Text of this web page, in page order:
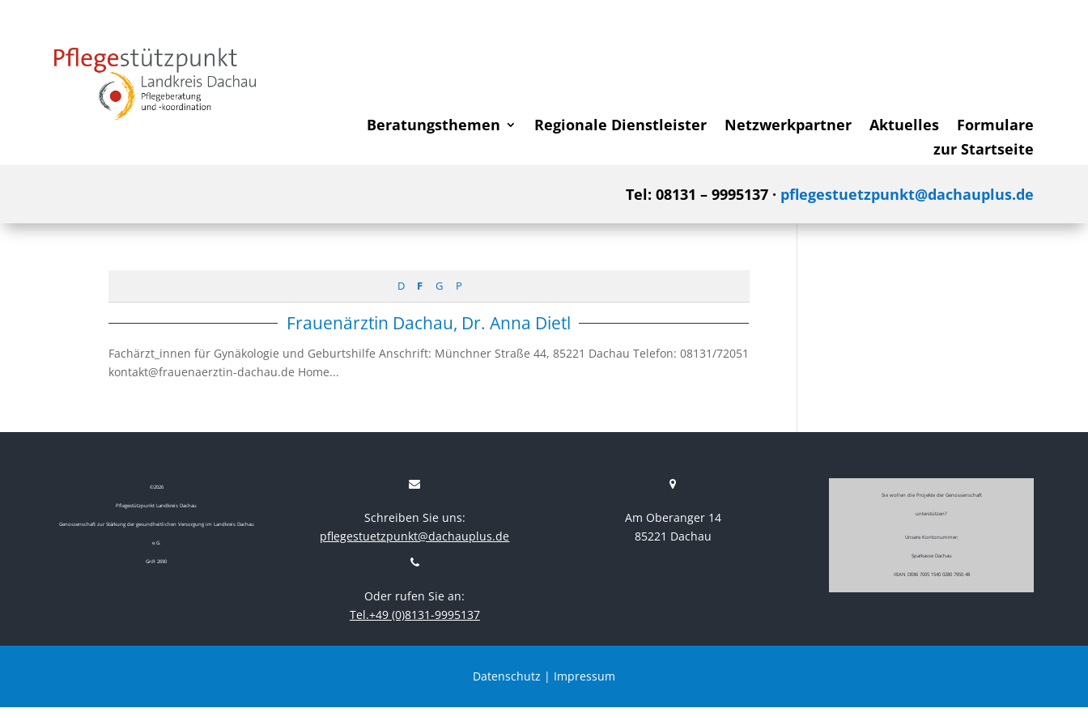
Beratungsthemen Regionale Dienstleister Netzwerkpartner Aktuelles
Formulare
zur Startseite
Tel: 08131 – 9995137 · pflegestuetzpunkt@dachauplus.de
D F G P
Frauenärztin Dachau, Dr. Anna Dietl
Fachärzt_innen für Gynäkologie und Geburtshilfe Anschrift: Münchner Straße 44, 85221 Dachau Telefon: 08131/72051
kontakt@frauenaerztin-dachau.de Home...
©2026
Pflegestützpunkt Landkreis Dachau
Genossenschaft zur Stärkung der gesundheitlichen Versorgung im Landkreis Dachau
e.G.
GnR 2690
Schreiben Sie uns:
pflegestuetzpunkt@dachauplus.de
Oder rufen Sie an:
Tel.+49 (0)8131-9995137
Am Oberanger 14
85221 Dachau
Sie wollen die Projekte der Genossenschaft
unterstützen?
Unsere Kontonummer:
Sparkasse Dachau
IBAN DE86 7005 1540 0280 7950 48
Datenschutz | Impressum